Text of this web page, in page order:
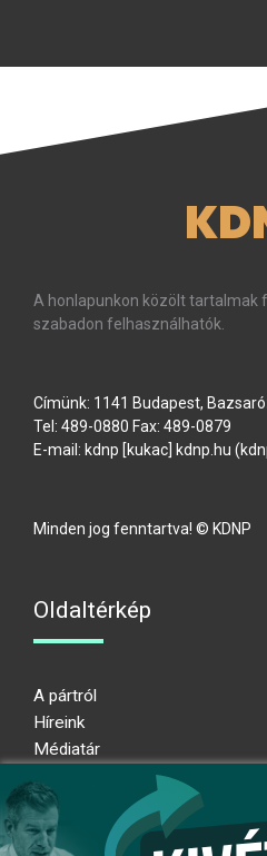
A honlapunkon közölt tartalmak
szabadon felhasználhatók.
Címünk: 1141 Budapest,
Tel: 489-0880 Fax: 489-0879
E-mail: kdnp [kukac] kdnp hu
Minden jog fenntartva! © KDNP
Oldaltérkép
A pártról
Híreink
Médiatár
Adatkezelési nyilatkozat
Átláthatósági nyilatkozat